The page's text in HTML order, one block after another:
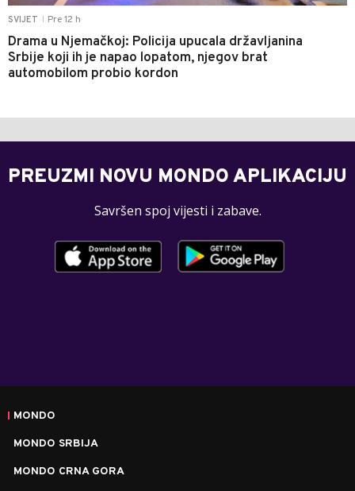
SVIJET Pre 12 h
Drama u Njemačkoj: Policija upucala državljanina
Srbije koji ih je napao lopatom, njegov brat
automobilom probio kordon
PREUZMI NOVU MONDO APLIKACIJU
Savršen spoj vijesti i zabave.
MONDO
MONDO SRBIJA
MONDO CRNA GORA